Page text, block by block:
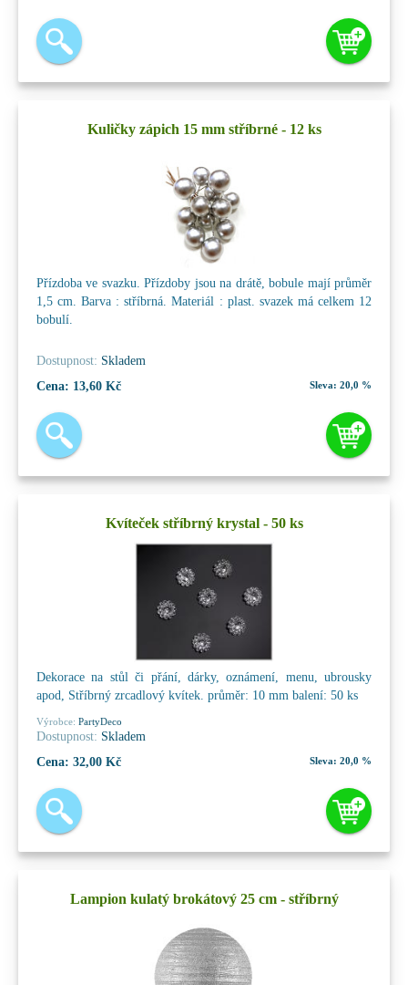
Kuličky zápich 15 mm stříbrné - 12 ks
Přízdoba ve svazku. Přízdoby jsou na drátě, bobule mají průměr
1,5 cm. Barva : stříbrná. Materiál : plast. svazek má celkem 12
bobulí.
Dostupnost: Skladem
Cena: 13,60 Kč Sleva: 20,0 %
Kvíteček stříbrný krystal - 50 ks
Dekorace na stůl či přání, dárky, oznámení, menu, ubrousky
apod, Stříbrný zrcadlový kvítek. průměr: 10 mm balení: 50 ks
Výrobce: PartyDeco
Dostupnost: Skladem
Cena: 32,00 Kč Sleva: 20,0 %
Lampion kulatý brokátový 25 cm - stříbrný